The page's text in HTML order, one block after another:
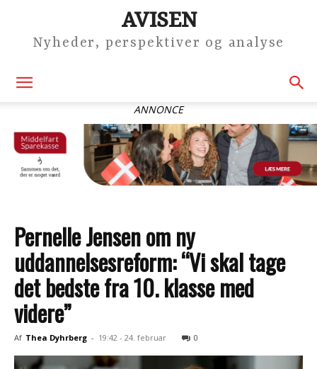
AVISEN
Nyheder, perspektiver og analyse
ANNONCE
Pernelle Jensen om ny
uddannelsesreform: “Vi skal tage
det bedste fra 10. klasse med
videre”
Af Thea Dyhrberg - 19:42 - 24. februar 0